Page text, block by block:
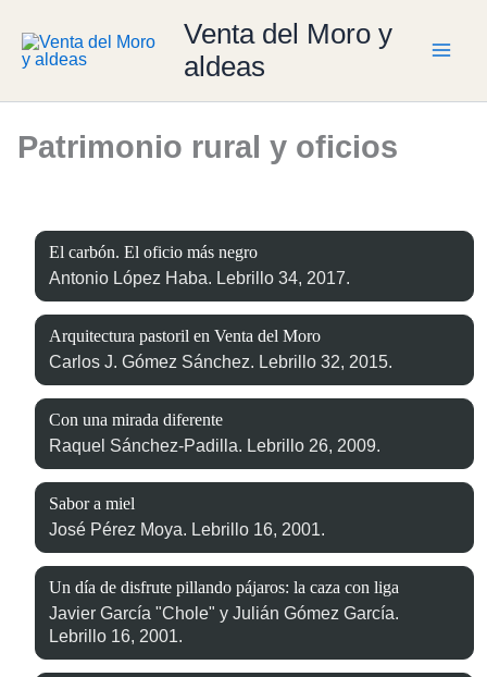
contenido
Venta del Moro y
aldeas
Patrimonio rural y oficios
El carbón. El oficio más negro
Antonio López Haba. Lebrillo 34, 2017.
Arquitectura pastoril en Venta del Moro
Carlos J. Gómez Sánchez. Lebrillo 32, 2015.
Con una mirada diferente
Raquel Sánchez-Padilla. Lebrillo 26, 2009.
Sabor a miel
José Pérez Moya. Lebrillo 16, 2001.
Un día de disfrute pillando pájaros: la caza con liga
Javier García "Chole" y Julián Gómez García.
Lebrillo 16, 2001.